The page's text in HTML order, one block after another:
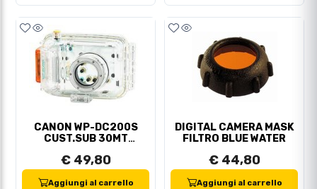
CANON WP-DC200S
CUST.SUB 30MT
€ 49,80
Aggiungi al carrello
DIGITAL CAMERA MASK
FILTRO BLUE WATER
€ 44,80
Aggiungi al carrello